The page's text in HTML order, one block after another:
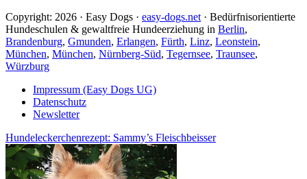
Copyright: 2026 · Easy Dogs · easy-dogs.net · Bedürfnisorientierte
Hundeschulen & gewaltfreie Hundeerziehung in Berlin,
Brandenburg, Gmunden, Erlangen, Fürth, Linz, Leonstein,
München, München, Nürnberg-Süd, Tegernsee, Traunsee,
Würzburg
Impressum (Easy Dogs UG)
Datenschutz
Newsletter
Hundeleckerchenrezept: Sammy’s Fleischbeisser